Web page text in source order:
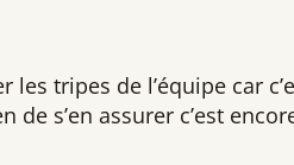
tripes de l’équipe car
s’en assurer c’est